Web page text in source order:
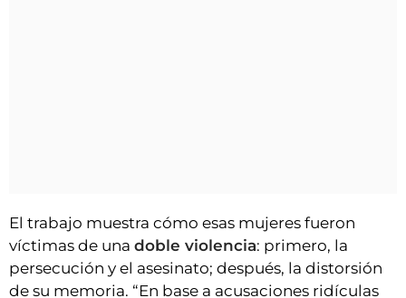
El trabajo muestra cómo esas mujeres fueron
víctimas de una doble violencia: primero, la
persecución y el asesinato; después, la distorsión
de su memoria. “En base a acusaciones ridículas